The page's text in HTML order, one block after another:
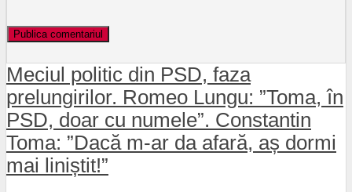
Meciul politic din PSD, faza
prelungirilor. Romeo Lungu: ”Toma, în
PSD, doar cu numele”. Constantin
Toma: ”Dacă m-ar da afară, aș dormi
mai liniștit!”